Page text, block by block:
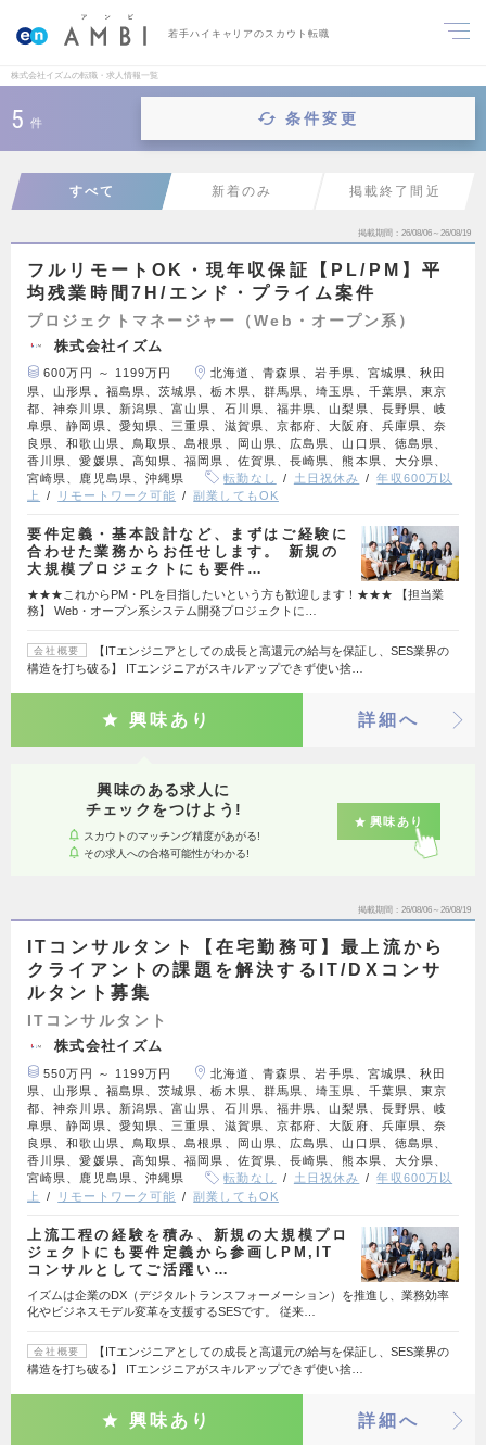
若手ハイキャリアのスカウト転職
株式会社イズムの転職・求人情報一覧
5 件 条件変更
すべて 新着のみ 掲載終了間近
掲載期間 26/08/06～26/08/19
フルリモートOK・現年収保証【PL/PM】平
均残業時間7H/エンド・プライム案件
プロジェクトマネージャー（Web・オープン系）
株式会社イズム
600万円 ～ 1199万円
北海道、青森県、岩手県、宮城県、秋田
県、山形県、福島県、茨城県、栃木県、群馬県、埼玉県、千葉県、東京
都、神奈川県、新潟県、富山県、石川県、福井県、山梨県、長野県、岐
阜県、静岡県、愛知県、三重県、滋賀県、京都府、大阪府、兵庫県、奈
良県、和歌山県、鳥取県、島根県、岡山県、広島県、山口県、徳島県、
香川県、愛媛県、高知県、福岡県、佐賀県、長崎県、熊本県、大分県、
宮崎県、鹿児島県、沖縄県
転勤なし 土日祝休み
年収600万以
上
リモートワーク可能 副業してもOK
要件定義・基本設計など、まずはご経験に
合わせた業務からお任せします。 新規の
大規模プロジェクトにも要件…
★★★これからPM・PLを目指したいという方も歓迎します！★★★ 【担当業
務】 Web・オープン系システム開発プロジェクトに…
会社概要
【ITエンジニアとしての成長と高還元の給与を保証し、SES業界の
構造を打ち破る】 ITエンジニアがスキルアップできず使い捨…
興味あり 詳細へ
興味のある求人に
チェックをつけよう!
スカウトのマッチング精度があがる!
その求人への合格可能性がわかる!
興味あり
掲載期間 26/08/06～26/08/19
ITコンサルタント【在宅勤務可】最上流から
クライアントの課題を解決するIT/DXコンサ
ルタント募集
ITコンサルタント
株式会社イズム
550万円 ～ 1199万円
北海道、青森県、岩手県、宮城県、秋田
県、山形県、福島県、茨城県、栃木県、群馬県、埼玉県、千葉県、東京
都、神奈川県、新潟県、富山県、石川県、福井県、山梨県、長野県、岐
阜県、静岡県、愛知県、三重県、滋賀県、京都府、大阪府、兵庫県、奈
良県、和歌山県、鳥取県、島根県、岡山県、広島県、山口県、徳島県、
香川県、愛媛県、高知県、福岡県、佐賀県、長崎県、熊本県、大分県、
宮崎県、鹿児島県、沖縄県
転勤なし 土日祝休み
年収600万以
上
リモートワーク可能 副業してもOK
上流工程の経験を積み、新規の大規模プロ
ジェクトにも要件定義から参画しPM,IT
コンサルとしてご活躍い…
イズムは企業のDX（デジタルトランスフォーメーション）を推進し、業務効率
化やビジネスモデル変革を支援するSESです。 従来…
会社概要
【ITエンジニアとしての成長と高還元の給与を保証し、SES業界の
構造を打ち破る】 ITエンジニアがスキルアップできず使い捨…
興味あり 詳細へ